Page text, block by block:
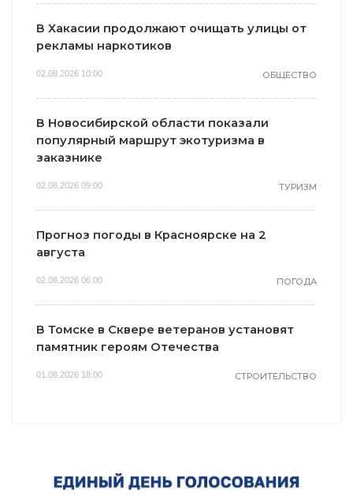
В Хакасии продолжают очищать улицы от
рекламы наркотиков
02.08.2026 10:00 ОБЩЕСТВО
В Новосибирской области показали
популярный маршрут экотуризма в
заказнике
02.08.2026 09:00 ТУРИЗМ
Прогноз погоды в Красноярске на 2
августа
02.08.2026 06:00 ПОГОДА
В Томске в Сквере ветеранов установят
памятник героям Отечества
01.08.2026 18:00 СТРОИТЕЛЬСТВО